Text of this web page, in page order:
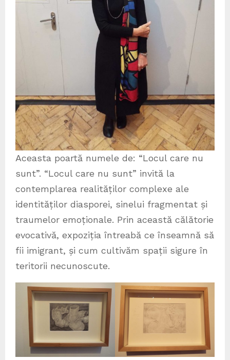
Aceasta poartă numele de: “Locul care nu
sunt”. “Locul care nu sunt” invită la
contemplarea realităților complexe ale
identităților diasporei, sinelui fragmentat și
traumelor emoționale. Prin această călătorie
evocativă, expoziția întreabă ce înseamnă să
fii imigrant, și cum cultivăm spații sigure în
teritorii necunoscute.